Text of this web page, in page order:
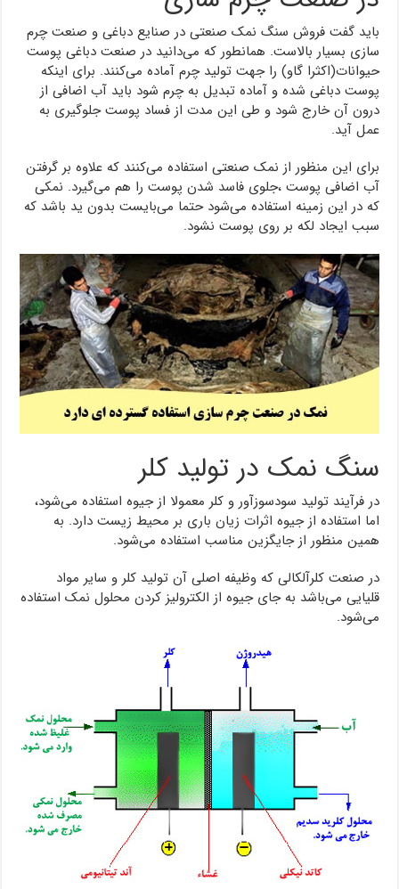
باید گفت فروش سنگ نمک صنعتی در صنایع دباغی و صنعت چرم
سازی بسیار بالاست. همانطور که می‌دانید در صنعت دباغی پوست
حیوانات(اکثرا گاو) را جهت تولید چرم آماده می‌کنند. برای اینکه
پوست دباغی شده و آماده تبدیل به چرم شود باید آب اضافی از
درون آن خارج شود و طی این مدت از فساد پوست جلوگیری به
عمل آید.
برای این منظور از نمک صنعتی استفاده می‌کنند که علاوه بر گرفتن
آب اضافی پوست ،جلوی فاسد شدن پوست را هم می‌گیرد. نمکی
که در این زمینه استفاده می‌شود حتما می‌بایست بدون ید باشد که
سبب ایجاد لکه بر روی پوست نشود.
سنگ نمک در تولید کلر
در فرآیند تولید سودسوزآور و کلر معمولا از جیوه استفاده می‌شود،
اما استفاده از جیوه اثرات زیان باری بر محیط زیست دارد. به
همین منظور از جایگزین مناسب استفاده می‌شود.
در صنعت کلرآلکالی که وظیفه اصلی آن تولید کلر و سایر مواد
قلیایی می‌باشد به جای جیوه از الکترولیز کردن محلول نمک استفاده
می‌شود.